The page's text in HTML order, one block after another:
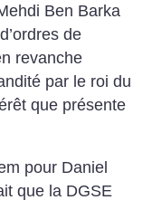
Ben Barka
de
revanche
par le roi du
que présente
pour Daniel
que la DGSE